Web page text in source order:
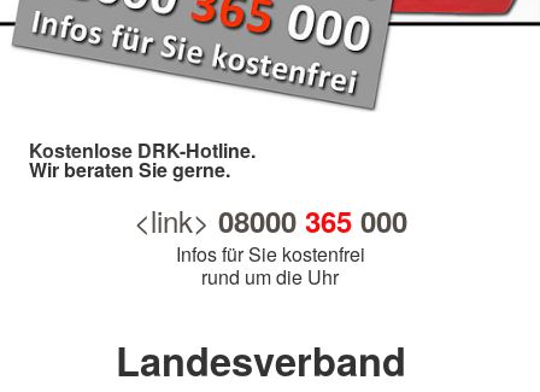
Kostenlose DRK-Hotline.
Wir beraten Sie gerne.
<link> 08000 365000
Infos für Sie kostenfrei
rund um die Uhr
Landesverband